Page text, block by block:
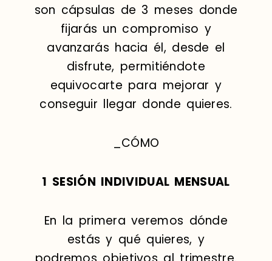
son cápsulas de 3 meses donde
fijarás un compromiso y
avanzarás hacia él, desde el
disfrute, permitiéndote
equivocarte para mejorar y
conseguir llegar donde quieres.
_CÓMO
1 SESIÓN INDIVIDUAL MENSUAL
En la primera veremos dónde
estás y qué quieres, y